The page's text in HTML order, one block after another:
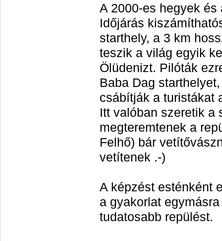
A 2000-es hegyek
Időjárás
starthely, a 3 km
teszik a világ egyik
Ölüdenizt. Pilóták
Baba Dag start
csábítják a turistákat
Itt valóban szeretik a
megteremtenek a
Felhő) bár
vetítenek .-)
A képzést esténként
a gyakorlat
tudatosabb repülést.